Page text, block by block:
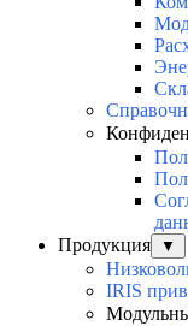
Продукция
▼
IRIS